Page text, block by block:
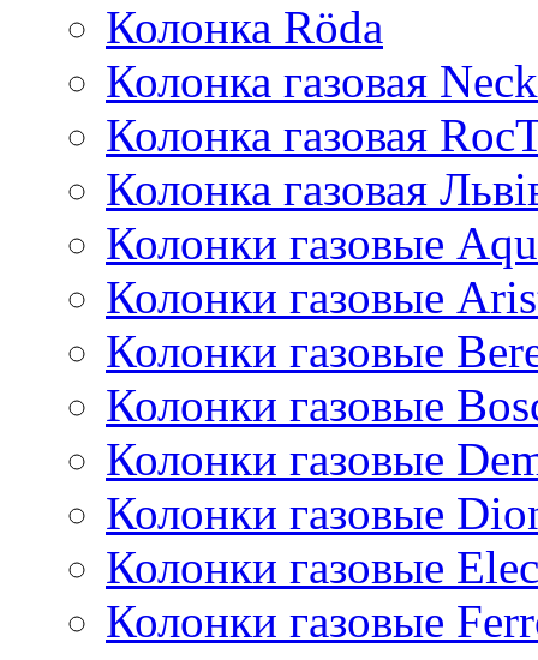
Колонка Rӧda
Колонка газовая
Колонка газовая
Колонка газовая
Колонки газовые
Колонки газовые
Колонки газовые
Колонки газовые
Колонки газовые
Колонки газовые
Колонки газовые
Колонки газовые